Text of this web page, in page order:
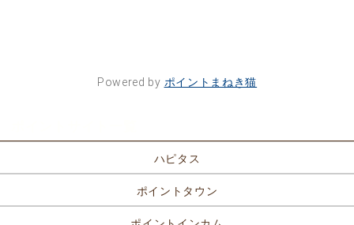
Powered by ポイントまねき猫
ハピタス
ポイントタウン